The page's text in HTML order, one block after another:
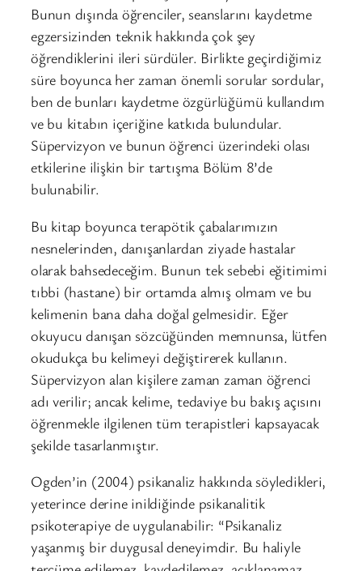
Bunun dışında öğrenciler, seanslarını kaydetme
egzersizinden teknik hakkında çok şey
öğrendiklerini ileri sürdüler. Birlikte geçirdiğimiz
süre boyunca her zaman önemli sorular sordular,
ben de bunları kaydetme özgürlüğümü kullandım
ve bu kitabın içeriğine katkıda bulundular.
Süpervizyon ve bunun öğrenci üzerindeki olası
etkilerine ilişkin bir tartışma Bölüm 8’de
bulunabilir.
Bu kitap boyunca terapötik çabalarımızın
nesnelerinden, danışanlardan ziyade hastalar
olarak bahsedeceğim. Bunun tek sebebi eğitimimi
tıbbi (hastane) bir ortamda almış olmam ve bu
kelimenin bana daha doğal gelmesidir. Eğer
okuyucu danışan sözcüğünden memnunsa, lütfen
okudukça bu kelimeyi değiştirerek kullanın.
Süpervizyon alan kişilere zaman zaman öğrenci
adı verilir; ancak kelime, tedaviye bu bakış açısını
öğrenmekle ilgilenen tüm terapistleri kapsayacak
şekilde tasarlanmıştır.
Ogden’in (2004) psikanaliz hakkında söyledikleri,
yeterince derine inildiğinde psikanalitik
psikoterapiye de uygulanabilir: “Psikanaliz
yaşanmış bir duygusal deneyimdir. Bu haliyle